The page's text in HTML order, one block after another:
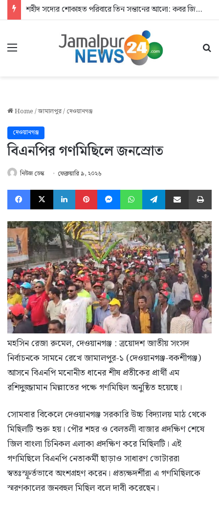
শহীদ সদ্যের শোকাহত পরিবারে তিন সন্তানের আলো: কবর জিয়ারতে যুবদল
Menu
Home/জামালপুর/দেওয়ানগঞ্জ
দেওয়ানগঞ্জ
বিএনপির গণমিছিলে জনস্রোত
নিউজ ডেস্ক ফেব্রুয়ারি ৯, ২০২৬
Facebook
X LinkedInPinterestMessengerWhatsAppTelegramShare via Email
মহসিন রেজা রুমেল, দেওয়ানগঞ্জ : ত্রয়োদশ জাতীয় সংসদ
নির্বাচনকে সামনে রেখে জামালপুর-১ (দেওয়ানগঞ্জ-বকশীগঞ্জ)
আসনে বিএনপি মনোনীত ধানের শীষ প্রতীকের প্রার্থী এম
রশিদুজ্জামান মিল্লাতের পক্ষে গণমিছিল অনুষ্ঠিত হয়েছে।
সোমবার বিকেলে দেওয়ানগঞ্জ সরকারি উচ্চ বিদ্যালয় মাঠ থেকে
মিছিলটি শুরু হয়। পৌর শহর ও বেলতলী বাজার প্রদক্ষিণ শেষে
জিল বাংলা চিনিকল এলাকা প্রদক্ষিণ করে মিছিলটি। এই
গণমিছিলে বিএনপি নেতাকর্মী ছাড়াও সাধারণ ভোটাররা
স্বতঃস্ফূর্তভাবে অংশগ্রহণ করেন। প্রত্যক্ষদর্শীরা এ গণমিছিলকে
স্মরণকালের জনবহুল মিছিল বলে দাবী করেছেন।